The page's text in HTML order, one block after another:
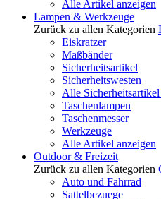
Alle Artikel anzeigen
Lampen & Werkzeuge
Zurück zu allen Kategorien
Eiskratzer
Maßbänder
Sicherheitsartikel
Sicherheitswesten
Alle Sicherheitsartikel
Taschenlampen
Taschenmesser
Werkzeuge
Alle Artikel anzeigen
Outdoor & Freizeit
Zurück zu allen Kategorien
Auto und Fahrrad
Sattelbezuege